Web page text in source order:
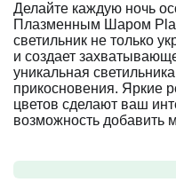
Делайте каждую ночь
Плазменным Шаром
светильник не только
и создает
уникальная
прикосновения. Яркие
цветов сделают ваш
возможность добавить